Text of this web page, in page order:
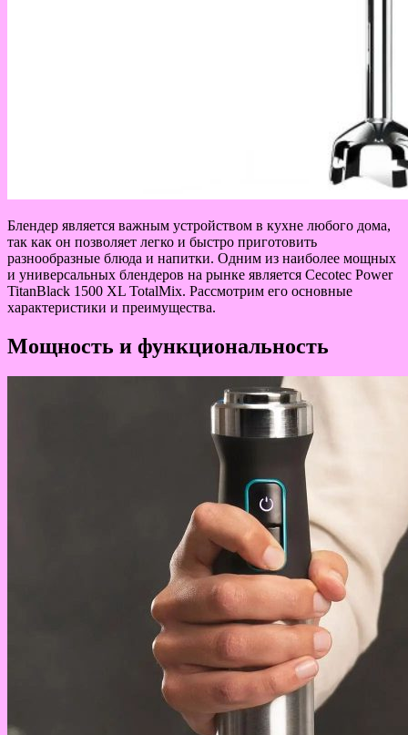
Блендер является важным устройством в кухне любого дома,
так как он позволяет легко и быстро приготовить
разнообразные блюда и напитки. Одним из наиболее мощных
и универсальных блендеров на рынке является Cecotec Power
TitanBlack 1500 XL TotalMix. Рассмотрим его основные
характеристики и преимущества.
Мощность и функциональность